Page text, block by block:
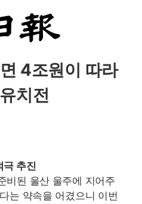
4조원이 따라
치전
극 추진
비된 울산 울주에 지어주
는 약속을 어겼으니 이번